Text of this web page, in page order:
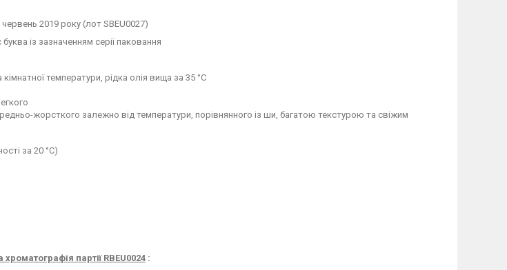
2019 року (лот SBEU0027)
із зазначенням серії паковання
температури, рідка олія вища за 35 °C
жорсткого залежно від температури, порівнянного із ши, багатою текстурою та свіжим
за 20 °C)
партії RBEU0024 :